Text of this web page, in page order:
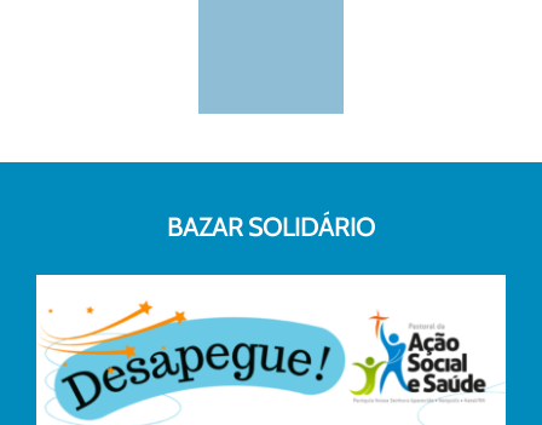
BAZAR SOLIDÁRIO